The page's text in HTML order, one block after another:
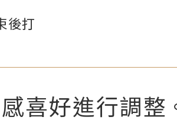
後打
喜好進行調整